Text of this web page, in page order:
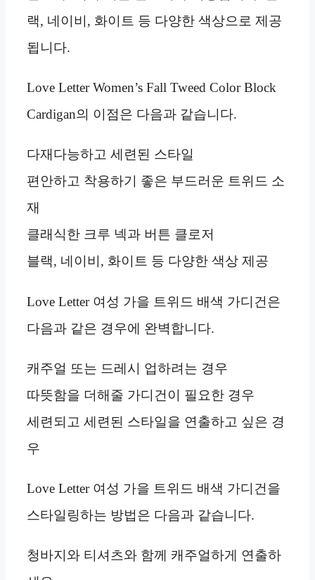
랙, 네이비, 화이트 등 다양한 색상으로 제공
됩니다.
Love Letter Women’s Fall Tweed Color Block
Cardigan의 이점은 다음과 같습니다.
다재다능하고 세련된 스타일
편안하고 착용하기 좋은 부드러운 트위드 소
재
클래식한 크루 넥과 버튼 클로저
블랙, 네이비, 화이트 등 다양한 색상 제공
Love Letter 여성 가을 트위드 배색 가디건은
다음과 같은 경우에 완벽합니다.
캐주얼 또는 드레시 업하려는 경우
따뜻함을 더해줄 가디건이 필요한 경우
세련되고 세련된 스타일을 연출하고 싶은 경
우
Love Letter 여성 가을 트위드 배색 가디건을
스타일링하는 방법은 다음과 같습니다.
청바지와 티셔츠와 함께 캐주얼하게 연출하